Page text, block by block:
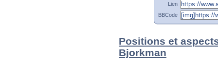
Lien
BBCode
Positions et
Bjorkman